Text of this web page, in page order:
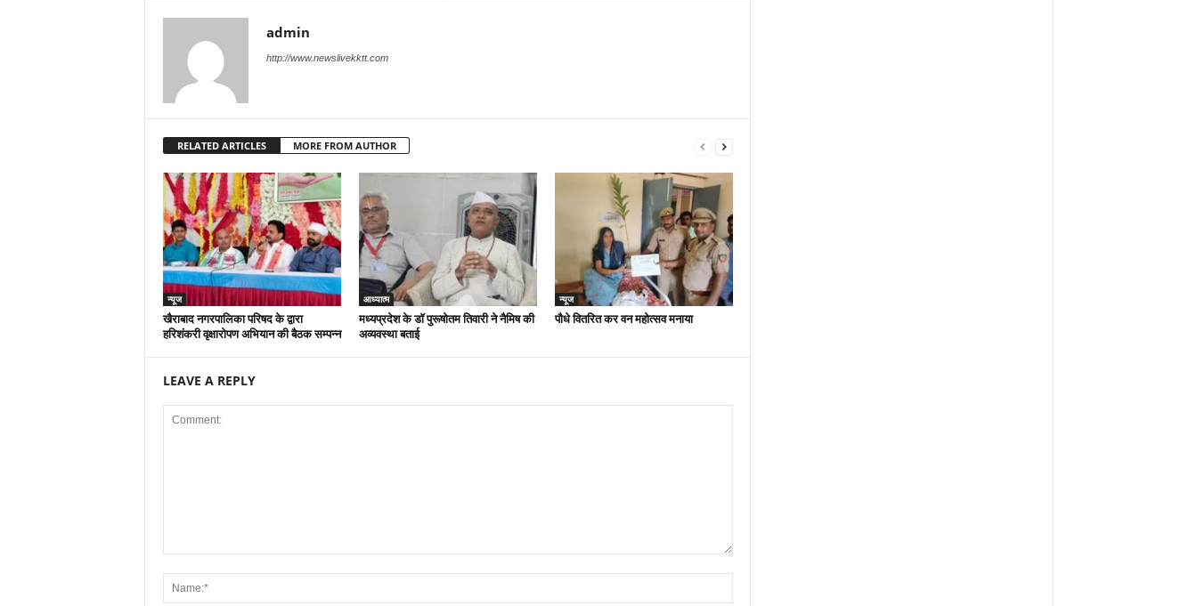
admin
http://www.newslivekktt.com
RELATED ARTICLES MORE FROM AUTHOR
न्यूज
खैराबाद नगरपालिका परिषद के द्वारा
हरिशंकरी वृक्षारोपण अभियान की बैठक सम्पन्न
आध्यात्म
मध्यप्रदेश के डॉ पुरूषोतम तिवारी ने नैमिष की
अव्यवस्था बताई
न्यूज
पौधे वितरित कर वन महोत्सव मनाया
LEAVE A REPLY